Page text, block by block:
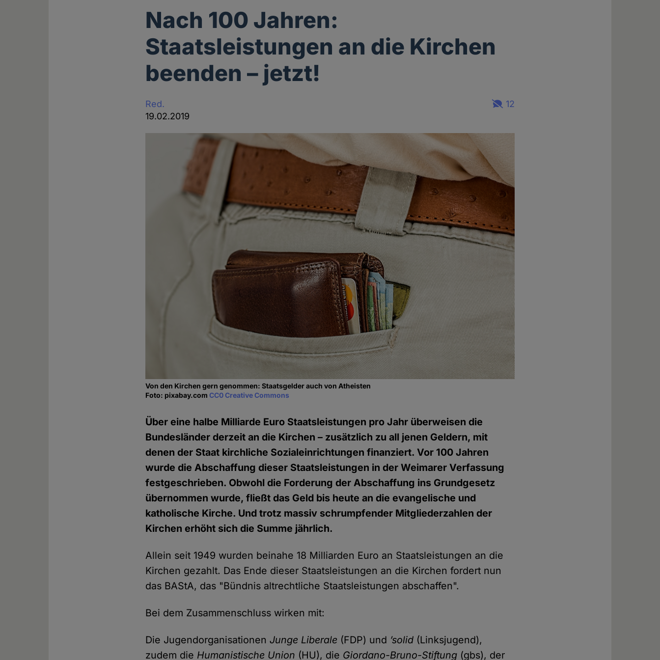
Nach 100 Jahren:
Staatsleistungen an die Kirchen
beenden – jetzt!
Red.
19.02.2019
12
Von den Kirchen gern genommen: Staatsgelder auch von Atheisten
Foto: pixabay.comCC0 Creative Commons
Über eine halbe Milliarde Euro Staatsleistungen pro Jahr überweisen die
Bundesländer derzeit an die Kirchen – zusätzlich zu all jenen Geldern, mit
denen der Staat kirchliche Sozialeinrichtungen finanziert. Vor 100 Jahren
wurde die Abschaffung dieser Staatsleistungen in der Weimarer Verfassung
festgeschrieben. Obwohl die Forderung der Abschaffung ins Grundgesetz
übernommen wurde, fließt das Geld bis heute an die evangelische und
katholische Kirche. Und trotz massiv schrumpfender Mitgliederzahlen der
Kirchen erhöht sich die Summe jährlich.
Allein seit 1949 wurden beinahe 18 Milliarden Euro an Staatsleistungen an die
Kirchen gezahlt. Das Ende dieser Staatsleistungen an die Kirchen fordert nun
das BAStA, das "Bündnis altrechtliche Staatsleistungen abschaffen".
Bei dem Zusammenschluss wirken mit:
Die JugendorganisationenJunge Liberale (FDP) und ’solid (Linksjugend),
zudem die Humanistische Union (HU), die Giordano-Bruno-Stiftung (gbs), der